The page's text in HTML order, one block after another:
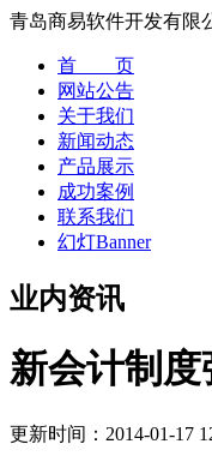
青岛商易软件开发有限
首 页
网站公告
关于我们
新闻动态
产品展示
成功案例
联系我们
幻灯Banner
业内资讯
新会计制
更新时间： 2014-01-17